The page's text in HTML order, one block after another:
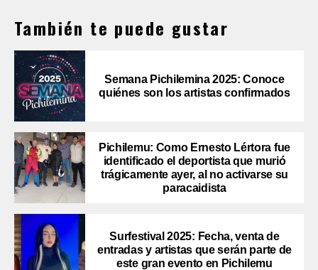
También te puede gustar
Semana Pichilemina 2025: Conoce
quiénes son los artistas confirmados
Pichilemu: Como Ernesto Lértora fue
identificado el deportista que murió
trágicamente ayer, al no activarse su
paracaidista
Surfestival 2025: Fecha, venta de
entradas y artistas que serán parte de
este gran evento en Pichilemu